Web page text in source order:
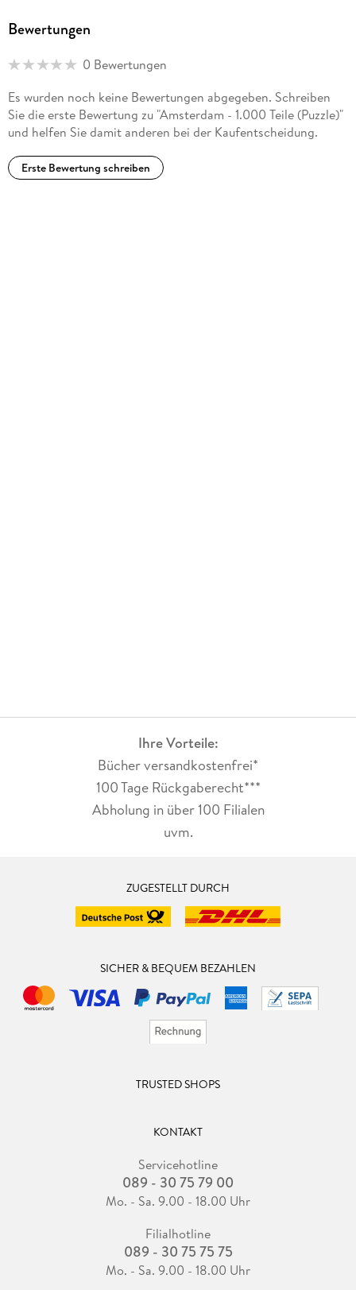
Bewertungen
0 Bewertungen
Es wurden noch keine Bewertungen abgegeben. Schreiben
Sie die erste Bewertung zu "Amsterdam - 1.000 Teile (Puzzle)"
und helfen Sie damit anderen bei der Kaufentscheidung.
Erste Bewertung schreiben
Ihre Vorteile:
Bücher versandkostenfrei*
100 Tage Rückgaberecht***
Abholung in über 100 Filialen
uvm.
ZUGESTELLT DURCH
SICHER & BEQUEM BEZAHLEN
TRUSTED SHOPS
KONTAKT
Servicehotline
089 - 30 75 79 00
Mo. - Sa. 9.00 - 18.00 Uhr
Filialhotline
089 - 30 75 75 75
Mo. - Sa. 9.00 - 18.00 Uhr